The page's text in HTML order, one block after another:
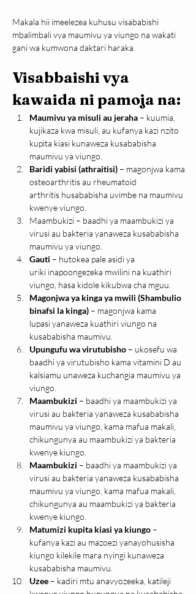
Makala hii imeelezea kuhusu visababishi
mbalimbali vya maumivu ya viungo na wakati
gani wa kumwona daktari haraka.
Visabbaishi vya
kawaida ni pamoja na:
Maumivu ya misuli au jeraha – kuumia,
kujikaza kwa misuli, au kufanya kazi nzito
kupita kiasi kunaweza kusababisha
maumivu ya viungo.
Baridi yabisi (athraitisi) – magonjwa kama
osteoarthritis au rheumatoid
arthritis husababisha uvimbe na maumivu
kwenye viungo.
Maambukizi – baadhi ya maambukizi ya
virusi au bakteria yanaweza kusababisha
maumivu ya viungo.
Gauti – hutokea pale asidi ya
uriki inapoongezeka mwilini na kuathiri
viungo, hasa kidole kikubwa cha mguu.
Magonjwa ya kinga ya mwili (Shambulio
binafsi la kinga) – magonjwa kama
lupasi yanaweza kuathiri viungo na
kusababisha maumivu.
Upungufu wa virutubisho – ukosefu wa
baadhi ya virutubisho kama vitamini D au
kalsiamu unaweza kuchangia maumivu ya
viungo.
Maambukizi – baadhi ya maambukizi ya
virusi au bakteria yanaweza kusababisha
maumivu ya viungo, kama mafua makali,
chikungunya au maambukizi ya bakteria
kwenye kiungo.
Maambukizi – baadhi ya maambukizi ya
virusi au bakteria yanaweza kusababisha
maumivu ya viungo, kama mafua makali,
chikungunya au maambukizi ya bakteria
kwenye kiungo.
Matumizi kupita kiasi ya kiungo –
kufanya kazi au mazoezi yanayohusisha
kiungo kilekile mara nyingi kunaweza
kusababisha maumivu.
Uzee – kadiri mtu anavyozeeka, katileji